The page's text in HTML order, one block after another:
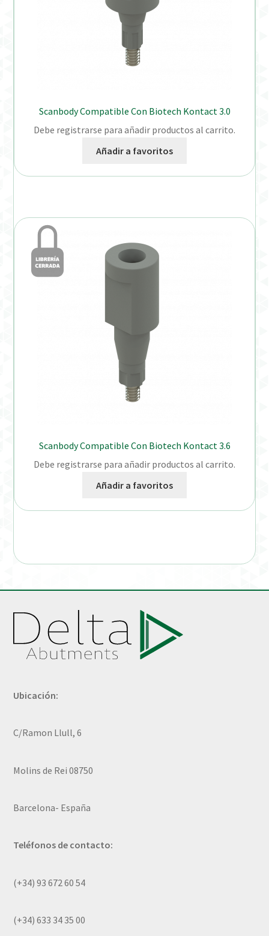
Scanbody Compatible Con Biotech Kontact 3.0
Debe registrarse para añadir productos al carrito.
Añadir a favoritos
Scanbody Compatible Con Biotech Kontact 3.6
Debe registrarse para añadir productos al carrito.
Añadir a favoritos
Ubicación:
C/Ramon Llull, 6
Molins de Rei 08750
Barcelona- España
Teléfonos de contacto:
(+34) 93 672 60 54
(+34) 633 34 35 00